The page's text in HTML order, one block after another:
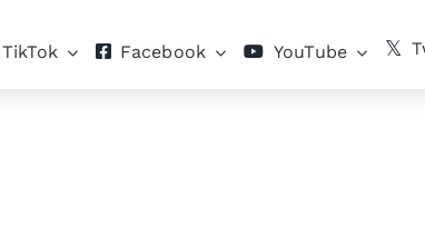
TikTok Facebook YouTube